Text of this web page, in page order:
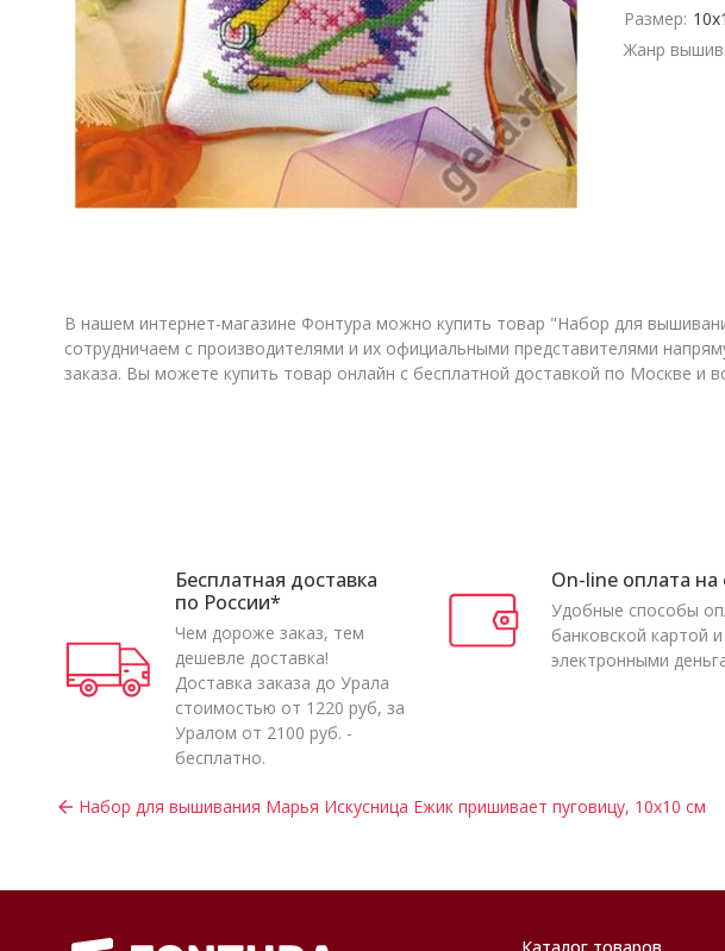
Размер:
Жанр
В нашем интернет-магазине Фонтура можно купить товар "Набор для
сотрудничаем с производителями и их официальными представителями
заказа. Вы можете купить товар онлайн с бесплатной доставкой по Москве
Бесплатная доставка
по России*
Чем дороже заказ, тем
дешевле доставка!
Доставка заказа до Урала
стоимостью от 1220 руб, за
Уралом от 2100 руб. -
бесплатно.
On-line оплата на
Удобные способы
банковской картой и
электронными
Набор для вышивания Марья Искусница Ежик пришивает пуговицу, 10х10 см